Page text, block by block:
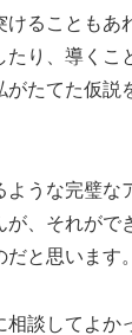
ることもあ
たり、導くこ
たてた仮説
うな完璧な
、それがで
と思います。
談してよか